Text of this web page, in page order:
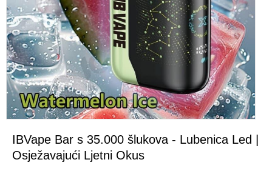
IBVape Bar s 35.000 šlukova - Lubenica Led |
Osježavajući Ljetni Okus